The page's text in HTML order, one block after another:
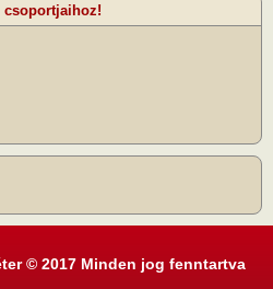
csoportjaihoz!
© 2017 Minden jog fenntartva